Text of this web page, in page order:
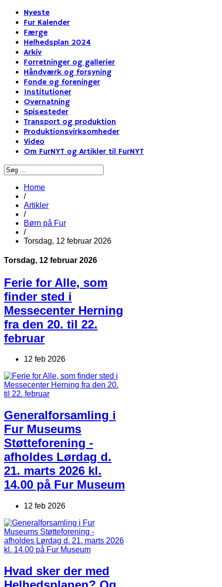
Nyeste
Fur Kalender
Færge
Helhedsplan 2024
Arkiv
Forretninger og gallerier
Håndværk og forsyning
Fonde og foreninger
Institutioner
Overnatning
Spisesteder
Transport og produktion
Produktionsvirksomheder
Video
Om FurNYT og Artikler til FurNYT
Home
/
Artikler
/
Børn på Fur
/
Torsdag, 12 februar 2026
Torsdag, 12 februar 2026
Ferie for Alle, som
finder sted i
Messecenter Herning
fra den 20. til 22.
februar
12 feb 2026
Generalforsamling i
Fur Museums
Støtteforening -
afholdes Lørdag d.
21. marts 2026 kl.
14.00 på Fur Museum
12 feb 2026
Hvad sker der med